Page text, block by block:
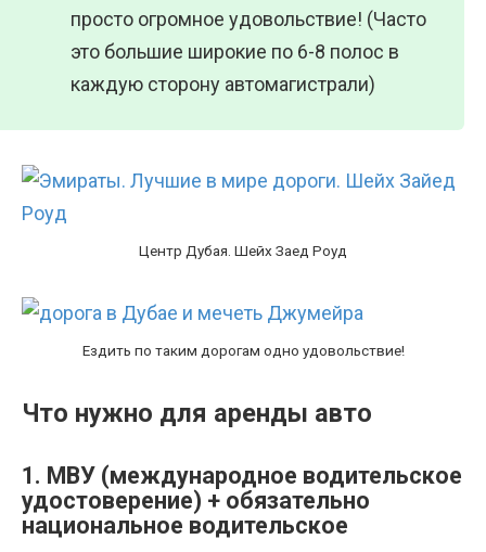
просто огромное удовольствие! (Часто
это большие широкие по 6-8 полос в
каждую сторону автомагистрали)
Центр Дубая. Шейх Заед Роуд
Ездить по таким дорогам одно удовольствие!
Что нужно для аренды авто
1. МВУ (международное водительское
удостоверение) + обязательно
национальное водительское